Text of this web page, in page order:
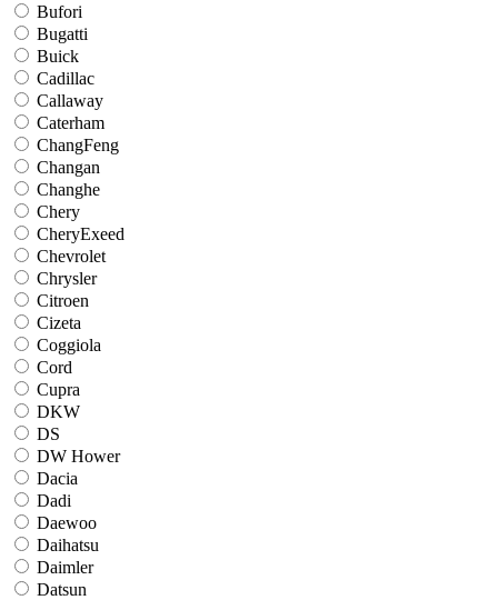
Bufori
Bugatti
Buick
Cadillac
Callaway
Caterham
ChangFeng
Changan
Changhe
Chery
CheryExeed
Chevrolet
Chrysler
Citroen
Cizeta
Coggiola
Cord
Cupra
DKW
DS
DW Hower
Dacia
Dadi
Daewoo
Daihatsu
Daimler
Datsun